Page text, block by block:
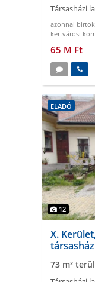
Társasházi
azonnal
kertvárosi
65 M Ft
ELADÓ
12
X.
73 m²